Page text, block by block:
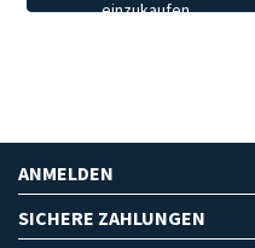
einzukaufen
ANMELDEN
SICHERE ZAHLUNGEN